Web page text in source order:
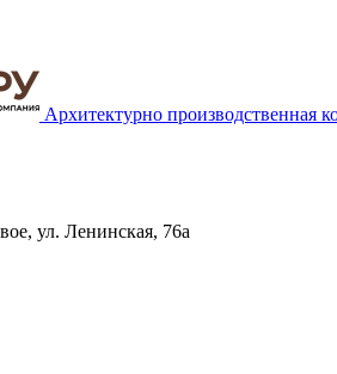
Архитектурно производственная
ул. Ленинская, 76а